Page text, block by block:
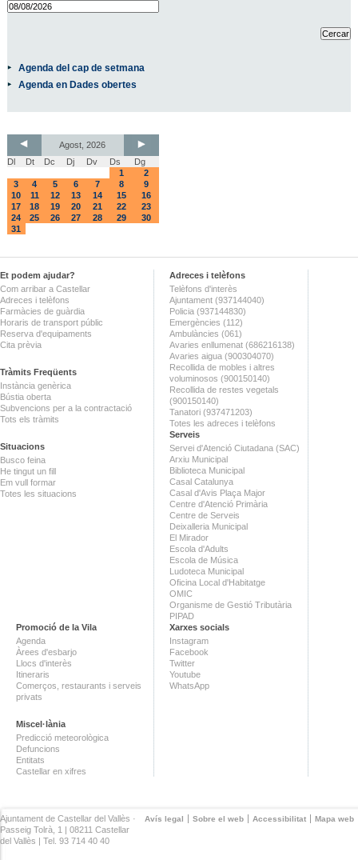
Agenda del cap de setmana
Agenda en Dades obertes
Agost, 2026
Dl
Dt Dc Dj Dv Ds
Dg
1
2
3
4 5 6 7 8
9
10
11 12 13 14 15
16
17
18 19 20 21 22
23
24
25 26 27 28 29
30
31
Et podem ajudar?
Com arribar a Castellar
Adreces i telèfons
Farmàcies de guàrdia
Horaris de transport públic
Reserva d'equipaments
Cita prèvia
Tràmits Freqüents
Instància genèrica
Bústia oberta
Subvencions per a la contractació
Tots els tràmits
Situacions
Busco feina
He tingut un fill
Em vull formar
Totes les situacions
Adreces i telèfons
Telèfons d'interès
Ajuntament (937144040)
Policia (937144830)
Emergències (112)
Ambulàncies (061)
Avaries enllumenat (686216138)
Avaries aigua (900304070)
Recollida de mobles i altres
voluminosos (900150140)
Recollida de restes vegetals
(900150140)
Tanatori (937471203)
Totes les adreces i telèfons
Serveis
Servei d'Atenció Ciutadana (SAC)
Arxiu Municipal
Biblioteca Municipal
Casal Catalunya
Casal d'Avis Plaça Major
Centre d'Atenció Primària
Centre de Serveis
Deixalleria Municipal
El Mirador
Escola d'Adults
Escola de Música
Ludoteca Municipal
Oficina Local d'Habitatge
OMIC
Organisme de Gestió Tributària
PIPAD
Promoció de la Vila
Agenda
Àrees d'esbarjo
Llocs d'interès
Itineraris
Comerços, restaurants i serveis
privats
Miscel·lània
Predicció meteorològica
Defuncions
Entitats
Castellar en xifres
Xarxes socials
Instagram
Facebook
Twitter
Youtube
WhatsApp
Avís legal Sobre el web Accessibilitat Mapa web
Ajuntament de Castellar del Vallès ·
Passeig Tolrà, 1 | 08211 Castellar
del Vallès | Tel. 93 714 40 40